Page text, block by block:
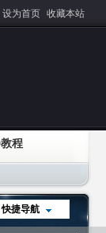
设为首页 收藏本站
程
快捷导航